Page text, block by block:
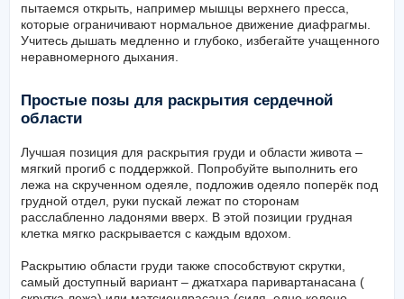
пытаемся открыть, например мышцы верхнего пресса,
которые ограничивают нормальное движение диафрагмы.
Учитесь дышать медленно и глубоко, избегайте учащенного
неравномерного дыхания.
Простые позы для раскрытия сердечной
области
Лучшая позиция для раскрытия груди и области живота –
мягкий прогиб с поддержкой. Попробуйте выполнить его
лежа на скрученном одеяле, подложив одеяло поперёк под
грудной отдел, руки пускай лежат по сторонам
расслабленно ладонями вверх. В этой позиции грудная
клетка мягко раскрывается с каждым вдохом.
Раскрытию области груди также способствуют скрутки,
самый доступный вариант – джатхара паривартанасана (